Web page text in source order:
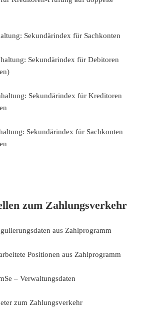
Sekundärindex für Sachkonten
Sekundärindex für Debitoren
Sekundärindex für Kreditoren
Sekundärindex für Sachkonten
zum Zahlungsverkehr
aus Zahlprogramm
Positionen aus Zahlprogramm
– Verwaltungsdaten
zum Zahlungsverkehr